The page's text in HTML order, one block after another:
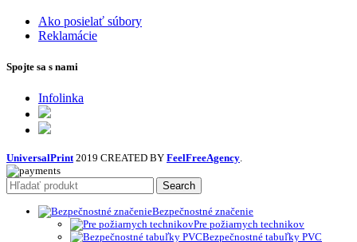
Ako posielať súbory
Reklamácie
Spojte sa s nami
Infolinka
UniversalPrint 2019 CREATED BY FeelFreeAgency.
Search
Bezpečnostné značenie
Pre požiarnych technikov
Bezpečnostné tabuľky PVC